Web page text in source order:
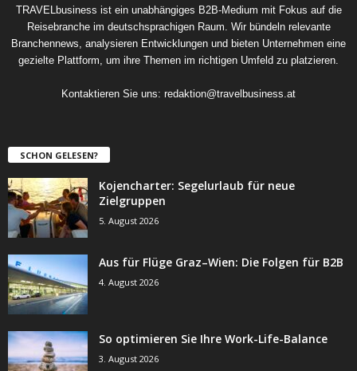
TRAVELbusiness ist ein unabhängiges B2B-Medium mit Fokus auf die
Reisebranche im deutschsprachigen Raum. Wir bündeln relevante
Branchennews, analysieren Entwicklungen und bieten Unternehmen eine
gezielte Plattform, um ihre Themen im richtigen Umfeld zu platzieren.
Kontaktieren Sie uns: redaktion@travelbusiness.at
SCHON GELESEN?
Kojencharter: Segelurlaub für neue
Zielgruppen
5. August 2026
Aus für Flüge Graz–Wien: Die Folgen für B2B
4. August 2026
So optimieren Sie Ihre Work-Life-Balance
3. August 2026